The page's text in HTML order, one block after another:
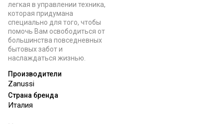
легкая в управлении техника,
которая придумана
специально для того, чтобы
помочь Вам освободиться от
большинства повседневных
бытовых забот и
наслаждаться жизнью.
Производители
Zanussi
Страна бренда
Италия